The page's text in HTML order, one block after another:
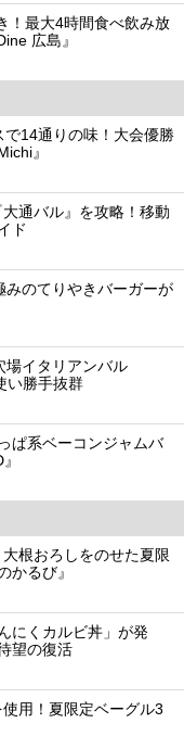
！最大4時間食べ飲み放
広島』
14通りの味！大会優勝
』
大通バル』を攻略！移動
ド
のてりやきバーガーが
場イタリアンバル
い勝手抜群
ぱ系ベーコンジャムバ
根おろしをのせた夏限
かるび』
にくカルビ丼」が発
望の復活
用！夏限定ベーグル3